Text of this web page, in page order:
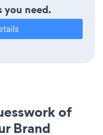
you need.
of
Brand